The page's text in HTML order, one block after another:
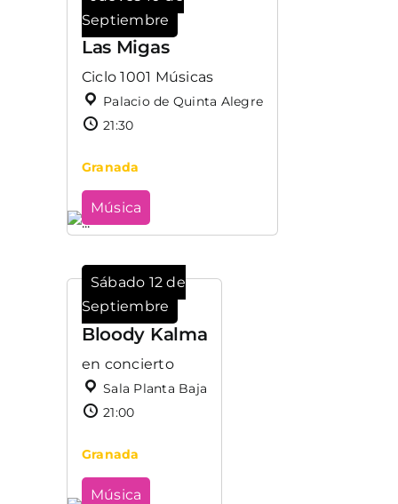
Septiembre
Las Migas
Ciclo 1001 Músicas
Palacio de Quinta Alegre
21:30
Granada
Música
Sábado 12 de
Septiembre
Bloody Kalma
en concierto
Sala Planta Baja
21:00
Granada
Música